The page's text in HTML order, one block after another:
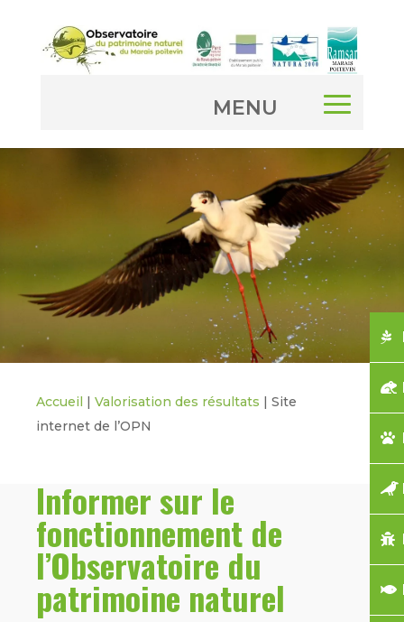
Accueil |Valorisation des résultats |Site
internet de l’OPN
Informer sur le
fonctionnement de
l’Observatoire du
patrimoine naturel